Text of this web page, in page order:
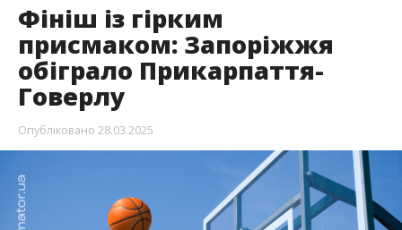
Фініш із гірким
присмаком: Запоріжжя
обіграло Прикарпаття-
Говерлу
Опубліковано 28.03.2025